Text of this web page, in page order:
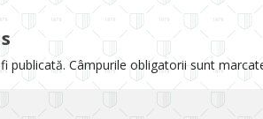
publicată. Câmpurile obligatorii sunt